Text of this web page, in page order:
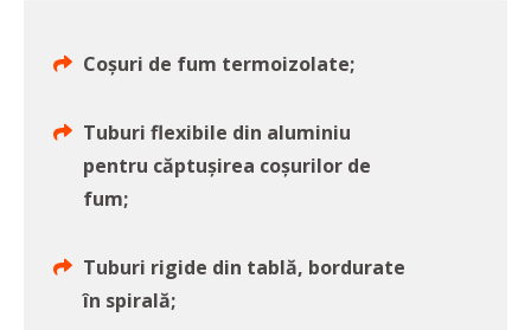
Coșuri de fum termoizolate;
Tuburi flexibile din aluminiu
pentru căptușirea coșurilor de
fum;
Tuburi rigide din tablă, bordurate
în spirală;